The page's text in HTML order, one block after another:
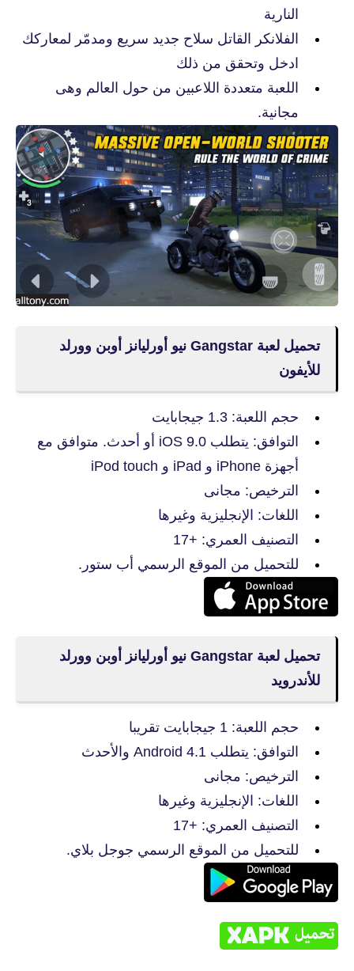
النارية
الفلانكر القاتل سلاح جديد سريع ومدمّر لمعاركك
ادخل وتحقق من ذلك
اللعبة متعددة اللاعبين من حول العالم وهى
مجانية.
تحميل لعبة Gangstar نيو أورليانز أوبن وورلد
للأيفون
حجم اللعبة: 1.3 جيجابايت
التوافق: يتطلب iOS 9.0 أو أحدث. متوافق مع
أجهزة iPhone و iPad و iPod touch
الترخيص: مجانى
اللغات: الإنجليزية وغيرها
التصنيف العمري: +17
للتحميل من الموقع الرسمي أب ستور.
تحميل لعبة Gangstar نيو أورليانز أوبن وورلد
للأندرويد
حجم اللعبة: 1 جيجابايت تقريبا
التوافق: يتطلب Android 4.1 والأحدث
الترخيص: مجانى
اللغات: الإنجليزية وغيرها
التصنيف العمري: +17
للتحميل من الموقع الرسمي جوجل بلاي.